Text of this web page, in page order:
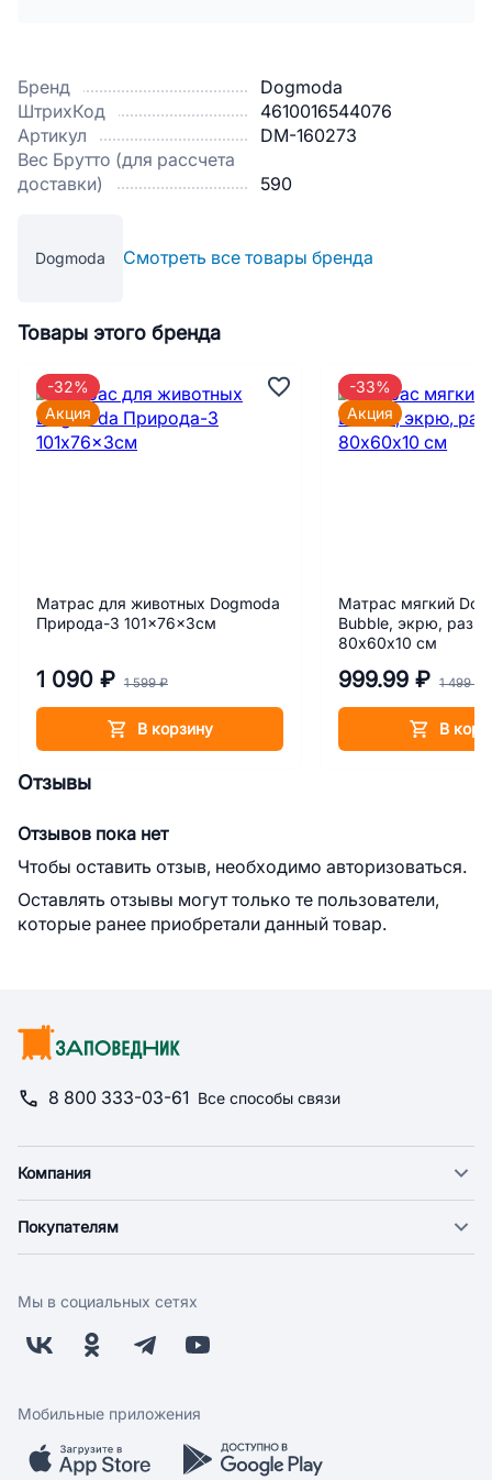
Бренд
Dogmoda
ШтрихКод
4610016544076
Артикул
DM-160273
Вес Брутто (для рассчета
доставки)
590
Dogmoda Смотреть все товары бренда
Товары этого бренда
Матрас для животных Dogmoda
Природа-3 101x76x3см
1 090 ₽ 1 599 ₽
В корзину
-32%
Акция
Матрас мягкий
Bubble, экрю,
80х60х10 см
999.99 ₽ 1 499 ₽
В
-33%
Акция
Отзывы
Отзывов пока нет
Чтобы оставить отзыв, необходимо авторизоваться.
Оставлять отзывы могут только те пользователи,
которые ранее приобретали данный товар.
8 800 333-03-61 Все способы связи
Компания
Новости
Поставщикам
Заводчикам
Обратная связь
Покупателям
Оплата
Бонусная программа
Скидки и акции
Мобильное приложение
Мы в социальных сетях
Мобильные приложения